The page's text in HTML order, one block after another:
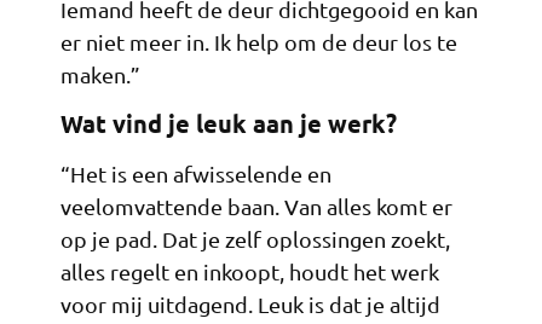
Iemand heeft de deur dichtgegooid en kan
er niet meer in. Ik help om de deur los te
maken.”
Wat vind je leuk aan je werk?
“Het is een afwisselende en
veelomvattende baan. Van alles komt er
op je pad. Dat je zelf oplossingen zoekt,
alles regelt en inkoopt, houdt het werk
voor mij uitdagend. Leuk is dat je altijd